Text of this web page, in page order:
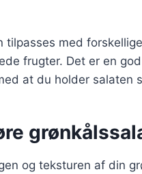
tilpasses med
frugter. Det er en
at du holder salaten
og teksturen af din